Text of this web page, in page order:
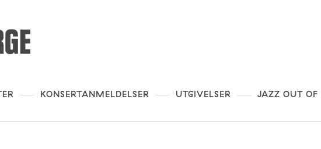
KONSERTANMELDELSER UTGIVELSER JAZZ OUT